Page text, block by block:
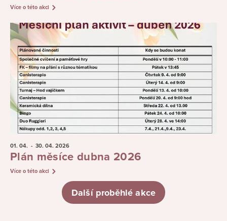
Více o této akci
01. 04. - 30. 04. 2026
Plán měsíce dubna 2026
Více o této akci
Další proběhlé akce